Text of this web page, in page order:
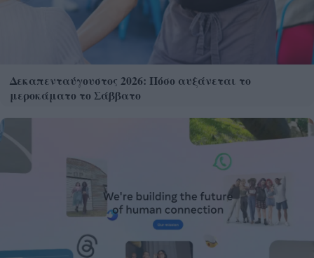
Δεκαπενταύγουστος 2026: Πόσο αυξάνεται το
μεροκάματο το Σάββατο